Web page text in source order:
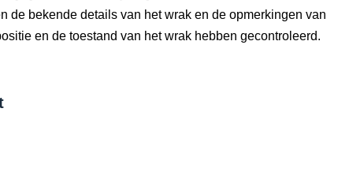
de bekende details van het wrak en de opmerkingen van
en de toestand van het wrak hebben gecontroleerd.